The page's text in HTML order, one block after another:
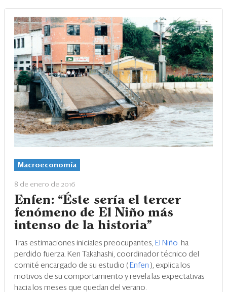
Macroeconomía
8 de enero de 2016
Enfen: “Éste sería el tercer
fenómeno de El Niño más
intenso de la historia”
Tras estimaciones iniciales preocupantes, El Niño ha
perdido fuerza. Ken Takahashi, coordinador técnico del
comité encargado de su estudio ( Enfen ), explica los
motivos de su comportamiento y revela las expectativas
hacia los meses que quedan del verano.